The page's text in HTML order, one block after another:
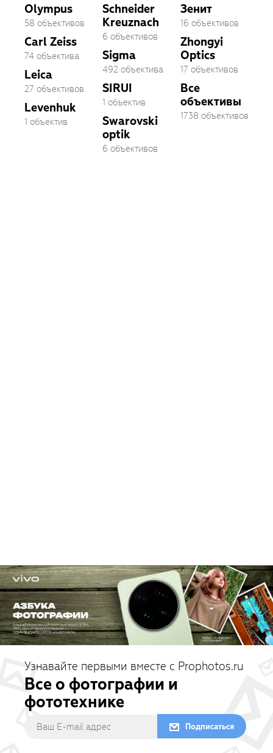
Olympus
58 объективов
Carl Zeiss
74 объектива
Leica
27 объективов
Levenhuk
1 объектив
Schneider
Kreuznach
6 объективов
Sigma
492 объектива
SIRUI
1 объектив
Swarovski
optik
6 объективов
Зенит
16 объективов
Zhongyi
Optics
17 объективов
Все
объективы
1738 объективов
Узнавайте первыми вместе с Prophotos.ru
Все о фотографии и
фототехнике
Подписаться